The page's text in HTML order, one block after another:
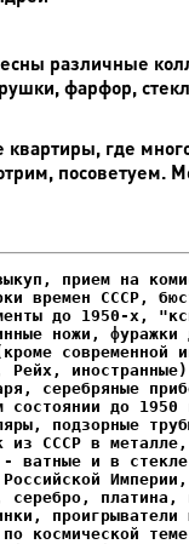
различные
фарфор,
где
посоветуем.
времен СССР,
до 1950-х,
ватные и в